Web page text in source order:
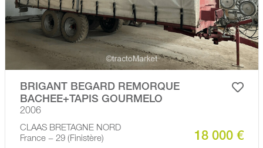
BRIGANT BEGARD REMORQUE
BACHEE+TAPIS GOURMELO
2006
CLAAS BRETAGNE NORD
France − 29 (Finistère)
18 000 €